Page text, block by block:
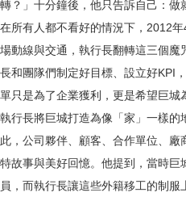
轉？」十分鐘後，他只告訴自己：做
在所有人都不看好的情況下，2012
場動線與交通，執行長翻轉這三個
長和團隊們制定好目標、設立好KPI
單只是為了企業獲利，更是希望巨城
執行長將巨城打造為像「家」一樣的
此，公司夥伴、顧客、合作單位、
特故事與美好回憶。他提到，當時巨
員，而執行長讓這些外籍移工的制